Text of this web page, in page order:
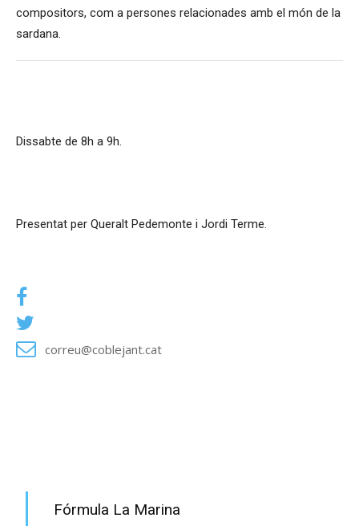
compositors, com a persones relacionades amb el món de la
sardana.
Dissabte de 8h a 9h.
Presentat per Queralt Pedemonte i Jordi Terme.
correu@coblejant.cat
Fórmula La Marina